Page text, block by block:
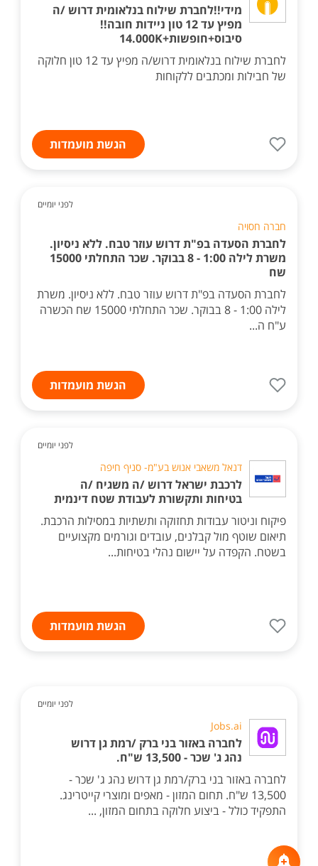
מידי!!לחברת שילוח בנלאומית דרוש /ה
מפיץ עד 12 טון ניידות חובה!!
סיבוס+חופשות+14.000K
לחברת שילוח בנלאומית דרוש/ה מפיץ עד 12 טון חלוקה
של חבילות ומכתבים ללקוחות
הגשת מועמדות
לפני יומיים
חברה חסויה
לחברת הסעדה בפ"ת דרוש עוזר טבח. ללא ניסיון.
משרת לילה 1:00 - 8 בבוקר. שכר התחלתי 15000
שח
לחברת הסעדה בפ"ת דרוש עוזר טבח. ללא ניסיון. משרת
לילה 1:00 - 8 בבוקר. שכר התחלתי 15000 שח הכשרה
ע"ח ה...
הגשת מועמדות
לפני יומיים
דנאל משאבי אנוש בע"מ- סניף חיפה
לרכבת ישראל דרוש /ה משגיח /ה
בטיחות ותקשורת לעבודת שטח דינמית
פיקוח וניטור עבודות תחזוקה ותשתיות במסילות הרכבת.
תיאום שוטף מול קבלנים, עובדים וגורמים מקצועיים
בשטח. הקפדה על יישום נהלי בטיחות...
הגשת מועמדות
לפני יומיים
Jobs.ai
לחברה באזור בני ברק /רמת גן דרוש
נהג ג' שכר - 13,500 ש"ח.
לחברה באזור בני ברק/רמת גן דרוש נהג ג' שכר -
13,500 ש"ח. תחום המזון - מאפים ומוצרי קייטרינג.
התפקיד כולל - ביצוע חלוקה בתחום המזון, ...